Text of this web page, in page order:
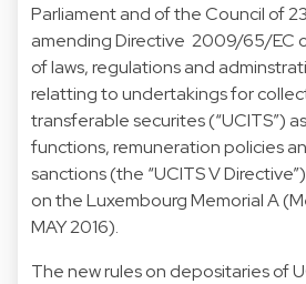
Parliament and of the Council of
amending Directive 2009/65/EC
of laws, regulations and
relatting to undertakings for
transferable securites (“UCITS”)
functions, remuneration policies
sanctions (the “UCITS V
on the Luxembourg Memorial A
MAY 2016).
The new rules on depositaries of